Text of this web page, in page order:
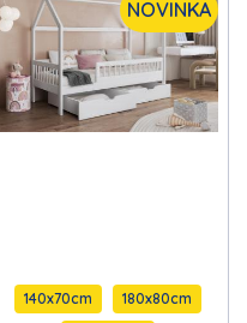
NOVINKA
úložným priestorom
na posteľnú bielizeň
140x70cm
180x80cm